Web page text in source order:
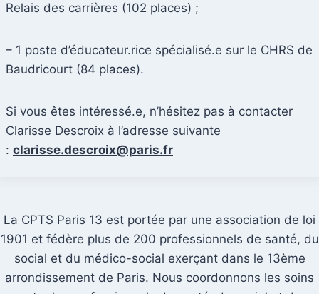
Relais des carrières (102 places) ;
– 1 poste d’éducateur.rice spécialisé.e sur le CHRS de
Baudricourt (84 places).
Si vous êtes intéressé.e, n’hésitez pas à contacter
Clarisse Descroix à l’adresse suivante
: clarisse.descroix@paris.fr
La CPTS Paris 13 est portée par une association de loi
1901 et fédère plus de 200 professionnels de santé, du
social et du médico-social exerçant dans le 13ème
arrondissement de Paris. Nous coordonnons les soins